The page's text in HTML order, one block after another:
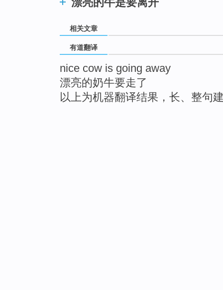
相关文章
有道翻译
nice cow is going away
漂亮的奶牛要走了
以上为机器翻译结果，长、整句